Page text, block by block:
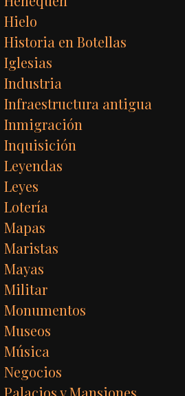
Hielo
Historia en Botellas
Iglesias
Industria
Infraestructura antigua
Inmigración
Inquisición
Leyendas
Leyes
Lotería
Mapas
Maristas
Mayas
Militar
Monumentos
Museos
Música
Negocios
Palacios y Mansiones